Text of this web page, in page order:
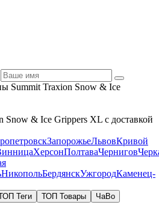
Traxion Snow & Ice
Snow & Ice Grippers XL с доставкой
ЗапорожьеЛьвовКривой
ХерсонПолтаваЧернигов
НикопольБердянскУжгородКаменец-
Теги ТОП Товары
ЧаВо